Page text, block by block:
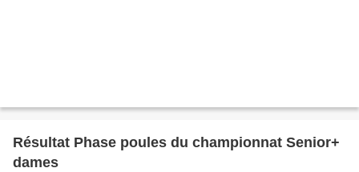
Résultat Phase poules du championnat Senior+
dames